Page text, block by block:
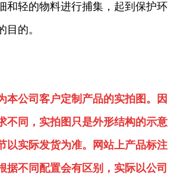
和轻的物料进行捕集，起到保护环
目的。
本公司客户定制产品的实拍图。因
不同，实拍图只是外形结构的示意
以实际发货为准。网站上产品标注
据不同配置会有区别，实际以公司